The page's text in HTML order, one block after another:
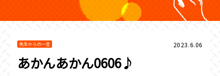
先生からの一言 2023.6.06
あかんあかん0606♪